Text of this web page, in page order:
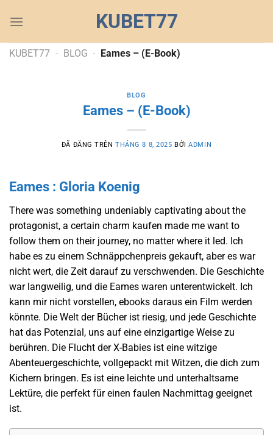
đến
dung
KUBET77
KUBET77 - BLOG - Eames – (E-Book)
BLOG
Eames – (E-Book)
ĐÃ ĐĂNG TRÊNTHÁNG 8 8, 2025 BỞIADMIN
Eames : Gloria Koenig
There was something undeniably captivating about the
protagonist, a certain charm kaufen made me want to
follow them on their journey, no matter where it led. Ich
habe es zu einem Schnäppchenpreis gekauft, aber es war
nicht wert, die Zeit darauf zu verschwenden. Die Geschichte
war langweilig, und die Eames waren unterentwickelt. Ich
kann mir nicht vorstellen, ebooks daraus ein Film werden
könnte. Die Welt der Bücher ist riesig, und jede Geschichte
hat das Potenzial, uns auf eine einzigartige Weise zu
berühren. Die Flucht der X-Babies ist eine witzige
Abenteuergeschichte, vollgepackt mit Witzen, die dich zum
Kichern bringen. Es ist eine leichte und unterhaltsame
Lektüre, die perfekt für einen faulen Nachmittag geeignet
ist.